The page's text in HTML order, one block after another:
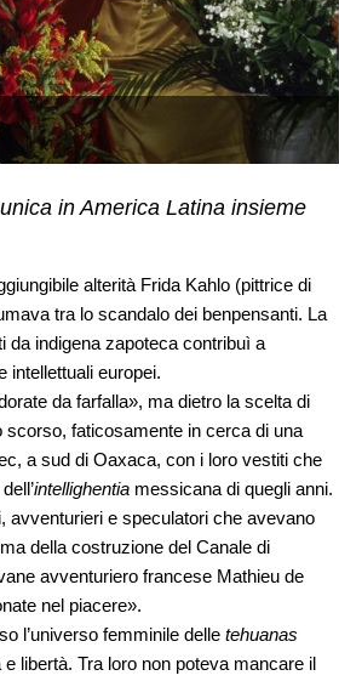
in America Latina insieme
alterità Frida Kahlo (pittrice di
tra lo scandalo dei benpensanti. La
da indigena zapoteca contribuì a
intellettuali europei.
da farfalla», ma dietro la scelta di
scorso, faticosamente in cerca di una
a sud di Oaxaca, con i loro vestiti che
intellighentia messicana di quegli anni.
avventurieri e speculatori che avevano
della costruzione del Canale di
avventuriero francese Mathieu de
nel piacere».
l’universo femminile delle tehuanas
libertà. Tra loro non poteva mancare il